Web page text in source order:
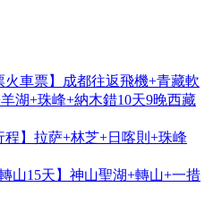
火車票】成都往返飛機+青藏軟
湖+珠峰+納木錯10天9晚西藏
程】拉萨+林芝+日喀則+珠峰
山15天】神山聖湖+轉山+一措